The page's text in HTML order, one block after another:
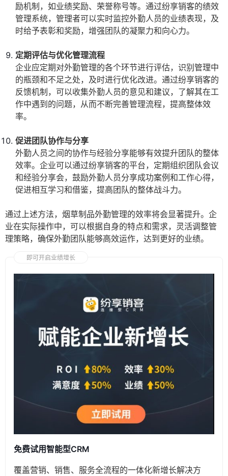
励机制，如业绩奖励、荣誉称号等。通过纷享销客的绩效
管理系统，管理者可以实时监控外勤人员的业绩表现，及
时给予表彰和奖励，增强团队的凝聚力和向心力。
定期评估与优化管理流程
企业应定期对外勤管理的各个环节进行评估，识别管理中
的瓶颈和不足之处，及时进行优化改进。通过纷享销客的
反馈机制，可以收集外勤人员的意见和建议，了解其在工
作中遇到的问题，从而不断完善管理流程，提高整体效
率。
促进团队协作与分享
外勤人员之间的协作与经验分享能够有效提升团队的整体
效率。企业可以通过纷享销客的平台，定期组织团队会议
和经验分享会，鼓励外勤人员分享成功案例和工作心得，
促进相互学习和借鉴，提高团队的整体战斗力。
通过上述方法，烟草制品外勤管理的效率将会显著提升。企
业在实际操作中，可以根据自身的特点和需求，灵活调整管
理策略，确保外勤团队能够高效运作，达到更好的业绩。
即可开启业绩增长
免费试用智能型CRM
覆盖营销、销售、服务全流程的一体化新增长解决方